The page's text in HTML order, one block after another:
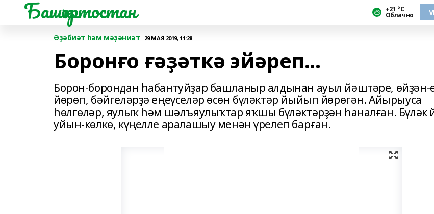
Башҡортостан +21 °С
Облачно
Әҙәбиәт һәм мәҙәниәт 29 МАЯ 2019, 11:28
Боронғо ғәҙәткә эйәреп...
Борон-борондан һабантуйҙар башланыр алдынан ауыл йәштәре, өйҙән-
йөрөп, бәйгеләрҙә еңеүселәр өсөн бүләктәр йыйып йөрөгән. Айырыуса
һөлгөләр, яулыҡ һәм шәлъяулыҡтар яҡшы бүләктәрҙән һаналған.
уйын-көлкө, күңелле аралашыу менән үрелеп барған.